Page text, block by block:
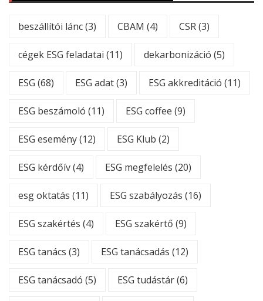
beszállítói lánc(3) CBAM (4) CSR(3)
cégek ESG feladatai (11) dekarbonizáció (5)
ESG (68) ESG adat(3) ESG akkreditáció (11)
ESG beszámoló (11) ESG coffee (9)
ESG esemény(12) ESG Klub (2)
ESG kérdőív(4) ESG megfelelés (20)
esg oktatás (11) ESG szabályozás (16)
ESG szakértés (4) ESG szakértő (9)
ESG tanács (3) ESG tanácsadás (12)
ESG tanácsadó (5) ESG tudástár(6)